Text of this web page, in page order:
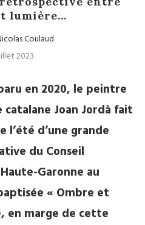
lumière…
Coulaud
2023
en 2020, le peintre
Joan Jordà fait
l’été d’une grande
du Conseil
Garonne au
« Ombre et
en marge de cette